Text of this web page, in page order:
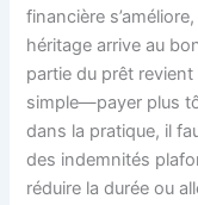
financière
héritage arrive au
partie du prêt
simple—payer plus
dans la pratique, il
des indemnités
réduire la durée ou